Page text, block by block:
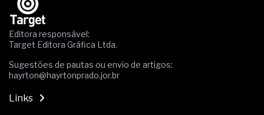
Editora responsável:
Target Editora Gráfica Ltda.
Sugestões de pautas ou envio de artigos:
hayrton@hayrtonprado.jor.br
Links